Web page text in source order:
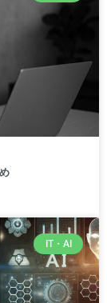
IT・AI